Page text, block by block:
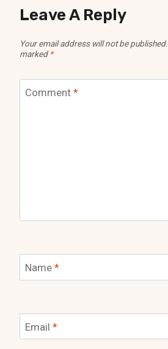
Leave A Reply
Your email address will not be published.
marked *
Comment *
Name *
Email *